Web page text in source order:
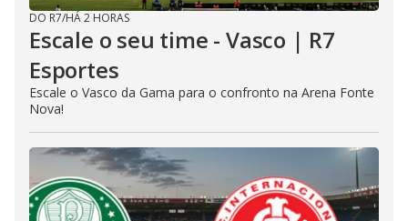
DO R7/HÁ 2 HORAS
Escale o seu time - Vasco | R7
Esportes
Escale o Vasco da Gama para o confronto na Arena Fonte
Nova!